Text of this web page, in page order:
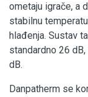
ometaju igrače, a
stabilnu
hlađenja. Sustav
standardno 26
dB.
Danpatherm se